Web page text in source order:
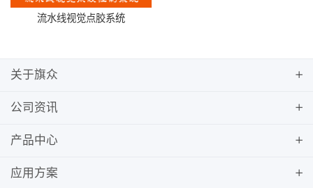
流水线视觉点胶系统
关于旗众
公司资讯
产品中心
应用方案